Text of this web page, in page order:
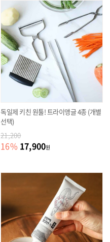
독일제 키친 원툴! 트라이앵글 4종 (개별
선택)
21,200
16% 17,900원